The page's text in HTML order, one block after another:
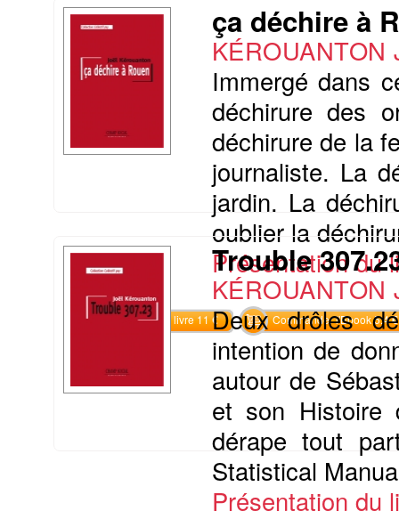
ça déchire à
KÉROUANTON
Immergé dans
déchirure des
déchirure de la
journaliste. La
jardin. La
oublier la
Présentation du
Commander le livre 11 € Commander l'Ebook 5.4 €
Trouble
KÉROUANTON
Deux drôles
intention de
autour de
et son Histoire
dérape tout
Statistical
Présentation du